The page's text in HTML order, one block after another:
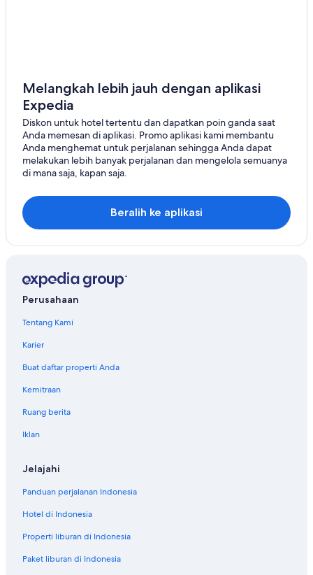
Hotel Bintang 5 di Cereal
Hotel Bintang 5 di Conklin
Hotel Bintang 5 di Conrich
Hotel Bintang 5 di Coronation
Hotel Bintang 5 di Sungai Susu
Homestay di Calgary
Motel di Cochrane
Hostel di Edmonton
Hotel di Fort Vermilion
Hotel di Village of Acme
Melangkah lebih jauh dengan aplikasi
Expedia
Diskon untuk hotel tertentu dan dapatkan poin ganda saat
Anda memesan di aplikasi. Promo aplikasi kami membantu
Anda menghemat untuk perjalanan sehingga Anda dapat
melakukan lebih banyak perjalanan dan mengelola semuanya
di mana saja, kapan saja.
Beralih ke aplikasi
Perusahaan
Tentang Kami
Karier
Buat daftar properti Anda
Kemitraan
Ruang berita
Iklan
Jelajahi
Panduan perjalanan Indonesia
Hotel di Indonesia
Properti liburan di Indonesia
Paket liburan di Indonesia